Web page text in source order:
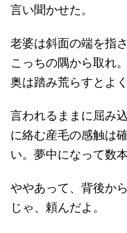
言い聞かせた。
老婆は斜面の端を指さ
こっちの隅から取れ。
奥は踏み荒らすとよ
言われるままに屈み
に絡む産毛の感触は
い。夢中になって数
ややあって、背後か
じゃ、頼んだよ。